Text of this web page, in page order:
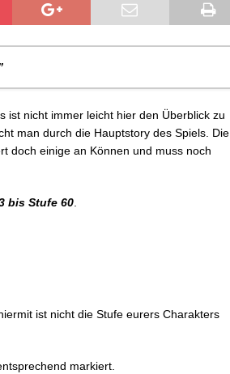
ist nicht immer leicht hier den Überblick zu
man durch die Hauptstory des Spiels. Die
doch einige an Können und muss noch
bis Stufe 60.
ist nicht die Stufe eurers Charakters
markiert.